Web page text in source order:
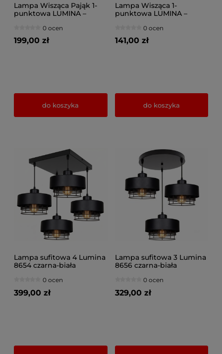
Lampa Wisząca Pająk 1-
punktowa LUMINA –
(Różne kolory) 8651-BS
0 ocen
199,00 zł
do koszyka
Lampa Wisząca 1-
punktowa LUMINA –
(Różne kolory) 8651/2-BS
0 ocen
141,00 zł
do koszyka
Lampa sufitowa 4 Lumina
8654 czarna-biała
0 ocen
399,00 zł
Lampa sufitowa 3 Lumina
8656 czarna-biała
0 ocen
329,00 zł